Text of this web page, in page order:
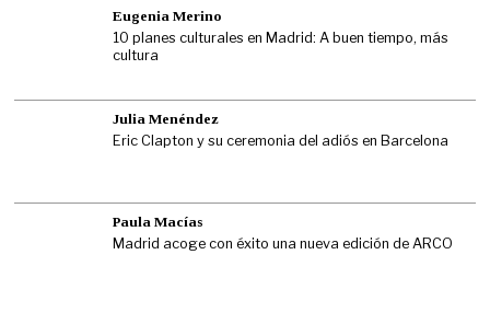
Eugenia Merino
10 planes culturales en Madrid: A buen tiempo, más
cultura
Julia Menéndez
Eric Clapton y su ceremonia del adiós en Barcelona
Paula Macías
Madrid acoge con éxito una nueva edición de ARCO